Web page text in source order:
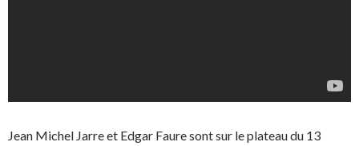
Jean Michel Jarre et Edgar Faure sont sur le plateau du 13